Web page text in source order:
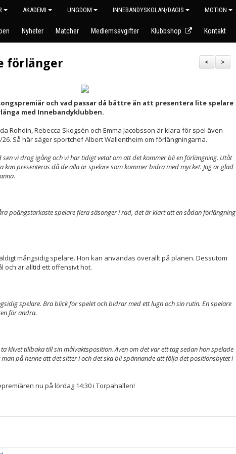
AKADEMI UNGDOM INNEBANDYSKOLAN/DAGIS MOTION
Nyheter Matcher Medlemsavgifter Klubbshop Kontakt
>
<
förlänger
och vad passar då bättre än att presentera lite spelare
med Innebandyklubben.
Rohdin, Rebecca Skogsén och Emma Jacobsson är klara för spel även
Så här säger sportchef Albert Wallentheim om förlängningarna.
sen vi drog igång och vi har tidigt vetat om att det kommer bli en förlängning. Utåt
kan presenteras då de alla är spelare som kommer bidra med mycket. Jag är glad
poängstarkaste spelare flera säsonger i rad, det är klart att en sådan förlängning
mångsidig spelare. Hon kan användas överallt på planen. Dessutom
och är alltid ett offensivt hot.
spelare. Bra blick för spelet och bidrar med ett lugn och sin rutin. En spelare
för andra.
klivet tillbaka till sin målvaktsposition. Även om det var ett tag sedan hon spelade
på henne att det sitter i och det ska bli spännande att följa det positionsbytet i
nu på lördag 14:30 i Torpahallen!